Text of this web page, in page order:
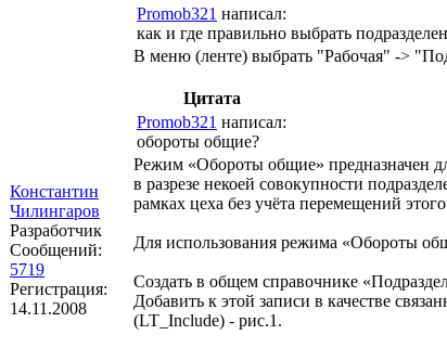
Константин
Чилингаров
Разработчик
Сообщений:
5719
Регистрация:
14.11.2008
Promob321 написал:
как и где правильно выбрать
В меню (ленте) выбрать "Рабочая" ->
Цитата
Promob321 написал:
обороты общие?
Режим «Обороты общие» предназначен
в разрезе некоей совокупности
рамках цеха без учёта перемещений
Для использования режима «Обороты
Создать в общем справочнике
Добавить к этой записи в качестве
(LT_Include) - рис.1.